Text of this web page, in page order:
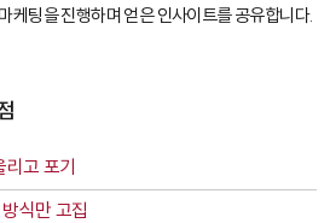
케팅을 진행하며 얻은 인사이트를 공유합니다.
리고 포기
식만 고집